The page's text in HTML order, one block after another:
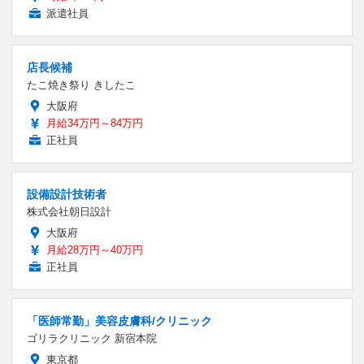
派遣社員
店長候補
たこ焼き祭り きしたこ
大阪府
月給34万円～84万円
正社員
設備設計技術者
株式会社朝日設計
大阪府
月給28万円～40万円
正社員
「医師常勤」美容皮膚科/クリニック
ゴリラクリニック 新宿本院
東京都